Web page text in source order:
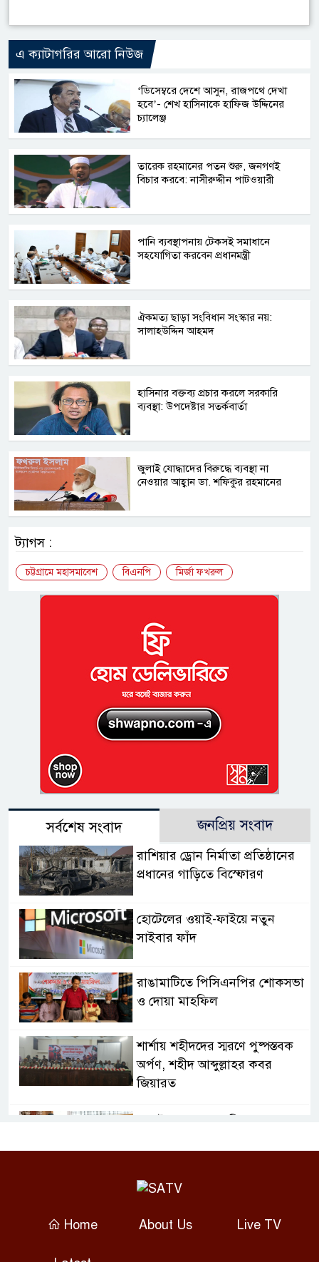
এ ক্যাটাগরির আরো নিউজ
‘ডিসেম্বরে দেশে আসুন, রাজপথে দেখা
হবে’- শেখ হাসিনাকে হাফিজ উদ্দিনের
চ্যালেঞ্জ
তারেক রহমানের পতন শুরু, জনগণই
বিচার করবে: নাসীরুদ্দীন পাটওয়ারী
পানি ব্যবস্থাপনায় টেকসই সমাধানে
সহযোগিতা করবেন প্রধানমন্ত্রী
ঐকমত্য ছাড়া সংবিধান সংস্কার নয়:
সালাহউদ্দিন আহমদ
হাসিনার বক্তব্য প্রচার করলে সরকারি
ব্যবস্থা: উপদেষ্টার সতর্কবার্তা
জুলাই যোদ্ধাদের বিরুদ্ধে ব্যবস্থা না
নেওয়ার আহ্বান ডা. শফিকুর রহমানের
ট্যাগস :
চট্টগ্রামে মহাসমাবেশ বিএনপি মির্জা ফখরুল
সর্বশেষ সংবাদ জনপ্রিয় সংবাদ
রাশিয়ার ড্রোন নির্মাতা প্রতিষ্ঠানের
প্রধানের গাড়িতে বিস্ফোরণ
হোটেলের ওয়াই-ফাইয়ে নতুন
সাইবার ফাঁদ
রাঙামাটিতে পিসিএনপির শোকসভা
ও দোয়া মাহফিল
শার্শায় শহীদদের স্মরণে পুষ্পস্তবক
অর্পণ, শহীদ আব্দুল্লাহর কবর
জিয়ারত
গ্যাস সংকটে বিপর্যস্ত প্লাস্টিক ও
Home About Us Live TV